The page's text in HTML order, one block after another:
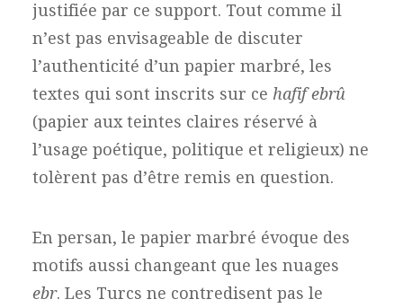
justifiée par ce support. Tout comme il
n’est pas envisageable de discuter
l’authenticité d’un papier marbré, les
textes qui sont inscrits sur ce hafif ebrû
(papier aux teintes claires réservé à
l’usage poétique, politique et religieux) ne
tolèrent pas d’être remis en question.
En persan, le papier marbré évoque des
motifs aussi changeant que les nuages
ebr. Les Turcs ne contredisent pas le